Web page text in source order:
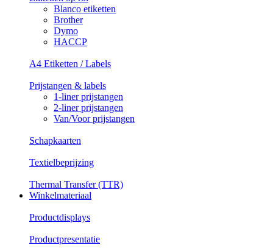
Blanco etiketten
Brother
Dymo
HACCP
A4 Etiketten / Labels
Prijstangen & labels
1-liner prijstangen
2-liner prijstangen
Van/Voor prijstangen
Schapkaarten
Textielbeprijzing
Thermal Transfer (TTR)
Winkelmateriaal
Productdisplays
Productpresentatie